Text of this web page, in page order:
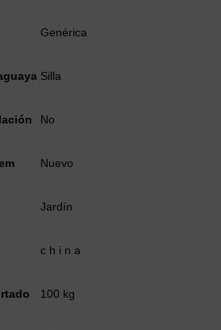
Genérica
Silla
No
Nuevo
Jardín
c h i n a
100 kg